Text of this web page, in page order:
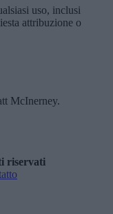
uso, inclusi
attribuzione o
McInerney.
riservati